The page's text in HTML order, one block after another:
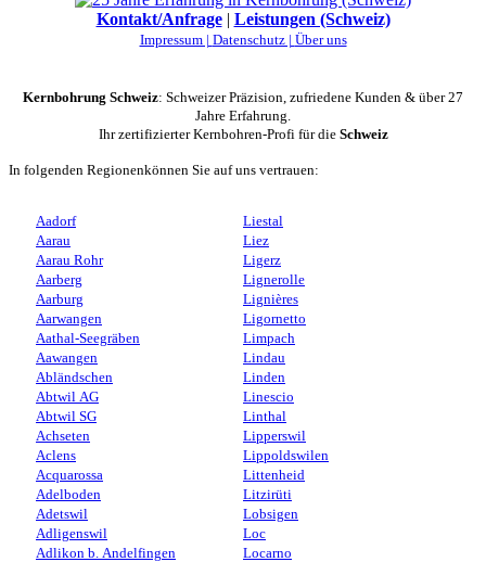
Kontakt/Anfrage| Leistungen (Schweiz)
Impressum | Datenschutz | Über uns
Kernbohrung Schweiz: Schweizer Präzision, zufriedene Kunden & über 27
Jahre Erfahrung.
Ihr zertifizierter Kernbohren-Profi für die Schweiz
In folgenden Regionenkönnen Sie auf uns vertrauen:
Aadorf
Aarau
Aarau Rohr
Aarberg
Aarburg
Aarwangen
Aathal-Seegräben
Aawangen
Abländschen
Abtwil AG
Abtwil SG
Achseten
Aclens
Acquarossa
Adelboden
Adetswil
Adligenswil
Adlikon b. Andelfingen
Liestal
Liez
Ligerz
Lignerolle
Lignières
Ligornetto
Limpach
Lindau
Linden
Linescio
Linthal
Lipperswil
Lippoldswilen
Littenheid
Litzirüti
Lobsigen
Loc
Locarno